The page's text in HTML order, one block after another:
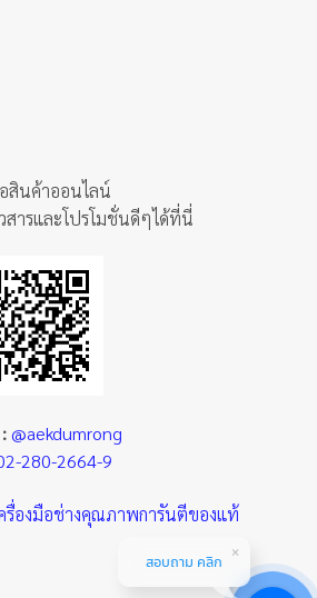
สินค้าออนไลน์
สารและโปรโมชั่นดีๆได้ที่นี่
@aekdumrong
280-2664-9
ครื่องมือช่างคุณภาพการันตีของแท้
สอบถาม คลิก